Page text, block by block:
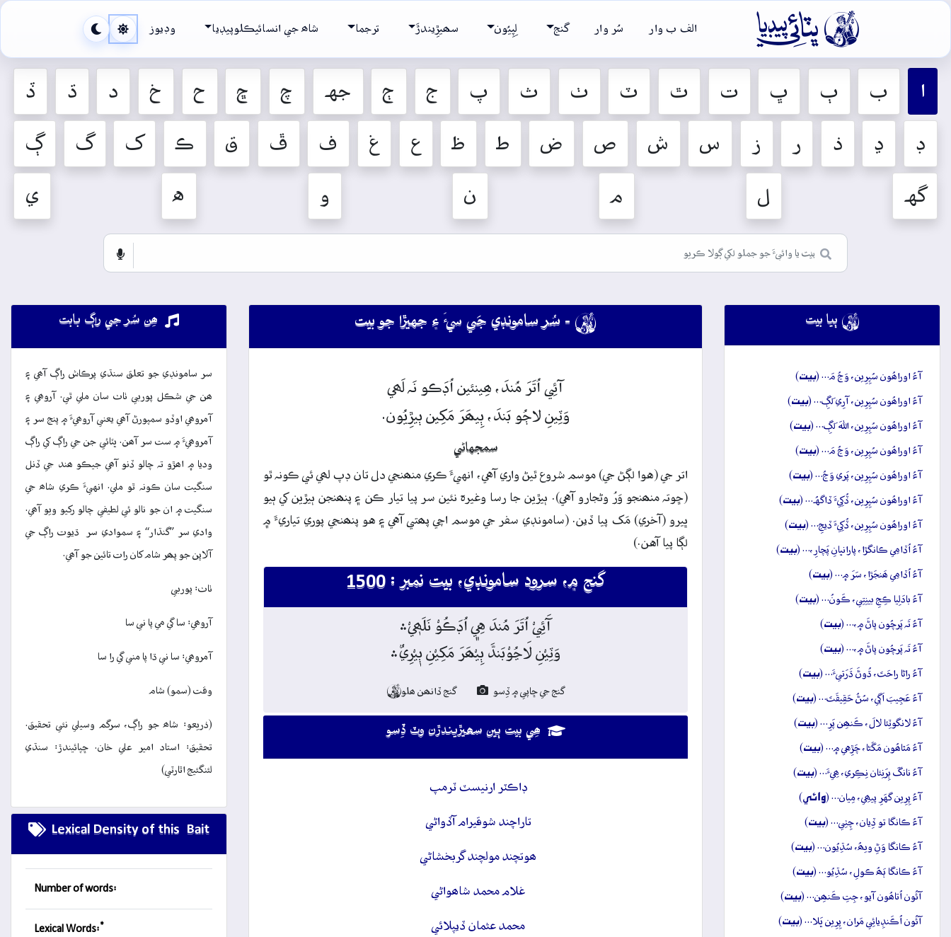
 الف ب وار سُر وار گنج لِپِيُون سھيڙِيندڙَ ترجما شاھ جي انسائيڪلوپيڊيا وڊيوز
ا ب ٻ ڀ ت ٿ ٽ ٺ ث پ ج ڄ جهہ چ ڇ ح خ د ڌ ڏ
ڊ ڍ ذ ر ز س ش ص ض ط ظ ع غ ف ڦ ق ڪ ک گ ڳ
گهہ ل م ن و ه ي
 ٻيا بيت
آءُ اوراھُون سُپِرِين، وَڃُ مَ… (بيت)
آءُ اوراھُون سُپِرِين، آرِي لَڳِ… (بيت)
آءُ اوراھُون سُپِرِين، اللهَ لَڳِ… (بيت)
آءُ اوراھُون سُپِرِين، وَڃُ مَ… (بيت)
آءُ اوراھُون سُپِرِين، پَري وَڃُ… (بيت)
آءُ اوراھُون سُپِرِين، ڏُکِيءَ ڏاگهُہ… (بيت)
آءُ اوراھُون سُپِرِين، ڏُکِيءَ ڏيجِ… (بيت)
آءُ اُڏامِي ڪانگڙا، پارانڀانِ پَچارِ،… (بيت)
آءُ اُڏامِي ھَنجَڙا، سَرَ ۾… (بيت)
آءُ بادَلِيا ڪِجِ بينِتِي، ڪَونُ… (بيت)
آءُ تَہ پَرچُون پاڻَ ۾،… (بيت)
آءُ تَہ پَرچُون پاڻَ ۾،… (بيت)
آءُ راڻا راحَتَ، ڌُوڻَ ڌَرَتيءَ… (بيت)
آءُ عَجِيبَ اَڳي، سُڻُ حَقِيقَتَ… (بيت)
آءُ لانگوٽِئا لالَ، ڪَنھِن پَرِ… (بيت)
آءُ مَٿاھُون مَڱڻا، چَڙِهي ۾… (بيت)
آءُ نانگَ ٻِرَنِئان نِڪِري، ھِيءَ… (بيت)
آءُ پِرِين گهَرِ پيھِي، مِيان… (وائِي)
آءُ ڪانگا تو ڏِيان، چِٺِي… (بيت)
آءُ ڪانگا وَڻِ ويھُ، سُڌِيُون… (بيت)
آءُ ڪانگا ٻَھُ ڪولِ، سُڌِيُو… (بيت)
آئُون اُتاھُون آيو، جِتِ ڪَنھِن… (بيت)
آئُون اُڪَنڊِيائِي مَران، پِرِين ڀَلا… (بيت)
 - سُر سامونڊي جَي سيءَ ۽ جهيڙا جو بيت
آئِي اُتَرَ مُندَ، ھِينئين اُڊَڪو نَہ لَھي
وَٽِينِ لاڄُو بَندَ، ٻِيھَرَ مَکِينٻيڙِيُون.
سمجهاڻي
اتر جي (هوا لڳڻ جي) موسم شروع ٿيڻ واري آهي، انهيءَ ڪري منھنجي دل تان ڊپ لھي ئي ڪونہ ٿو
(ڇوتہ منھنجو وَرُ وڻجارو آهي). ٻيڙين جا رسا وغيرہ نئين سر پيا تيار ڪن ۽ پنھنجن ٻيڙين کي ٻيو
ڀيرو (آخري) مَک پيا ڏين. (سامونڊي سفر جي موسم اچي پھتي آهي ۽ هو پنھنجي پوري تياريءَ ۾
لڳا پيا آهن.)
گنج ۾، سرود سامونڊي، بيت نمبر : 1500
آَئِيْ اُتَرَ مُندَ هِي﮼ اُڊَڪُوْ نَلَھٖيْ﮶
وَٽِيْنِ لَاڃُوْبَندَّ ٻِيْھَرَ مَکِيْنِ ٻٖيْرِيٌ﮶
گنج جي ڇاپي ۾ ڏِسو گنج ڏانھن ھلو
ھِي بيت ٻين سھيڙيندڙن وٽ ڏِسو
ڊاڪٽر ارنيسٽ ٽرمپ
تاراچند شوقيرام آڏواڻي
ھوتچند مولچند گربخشاڻي
غلام محمد شاھواڻي
محمد عثمان ڏيپلائي
ھِن سُر جي راڳ بابت
سر سامونڊي جو تعلق سنڌي پرڪاش راڳ آھي ۽
ھن جي شڪل پوربي ٺاٺ سان ملي ٿي. آروھي ۽
آمروھي اوڏو سمپورڻ آھي يعني آروھيءَ ۾ پنج سر ۽
آمروھيءَ ۾ ست سر آھن. ڀٽائي جن جي راڳ کي راڳ
وديا ۾ اھڙو تہ چالو ڏنو آھي جيڪو ھند جي ڏنل
سنگيت سان ڪونہ ٿو ملي. انهيءَ ڪري شاھ جي
سنگيت ۾ ان جو نالو ئي لطيفي چالو رکيو ويو آھي.
وادي سر ”گنڌار“ ۽ سموادي سر ڌيوت راڳ جي
آلاپن جو پھر شام کان رات تائين جو آھي.
ٺاٺ: پوربي
آروھي: سا گي مي پا ني سا
آمروھي: سا ني ڌا پا مني گي را سا
وقت (سمو) شام
(ذريعو: شاھ جو راڳ، سرگم وسيلي نئي تحقيق.
تحقيق: استاد امير علي خان. ڇپائيندڙ: سنڌي
لئنگئيج اٿارٽي)
Lexical Density of this Bait
Number of words:
Lexical Words:*